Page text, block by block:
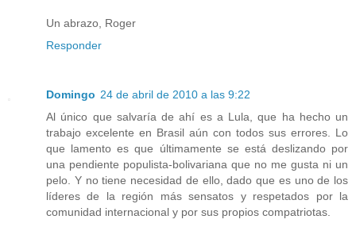
Un abrazo, Roger
Responder
Domingo 24 de abril de 2010 a las 9:22
Al único que salvaría de ahí es a Lula, que ha hecho un
trabajo excelente en Brasil aún con todos sus errores. Lo
que lamento es que últimamente se está deslizando por
una pendiente populista-bolivariana que no me gusta ni un
pelo. Y no tiene necesidad de ello, dado que es uno de los
líderes de la región más sensatos y respetados por la
comunidad internacional y por sus propios compatriotas.